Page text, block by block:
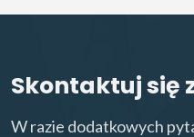
Skontaktuj się
W razie dodatkowych